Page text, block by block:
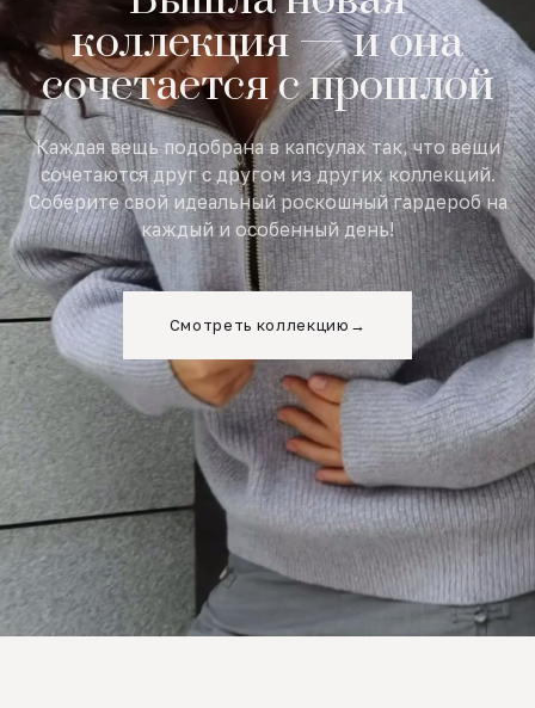
коллекция — и она
сочетается с прошлой
Каждая вещь подобрана в капсулах так, что вещи
сочетаются друг с другом из других коллекций.
Соберите свой идеальный роскошный гардероб на
каждый и особенный день!
Смотреть коллекцию →